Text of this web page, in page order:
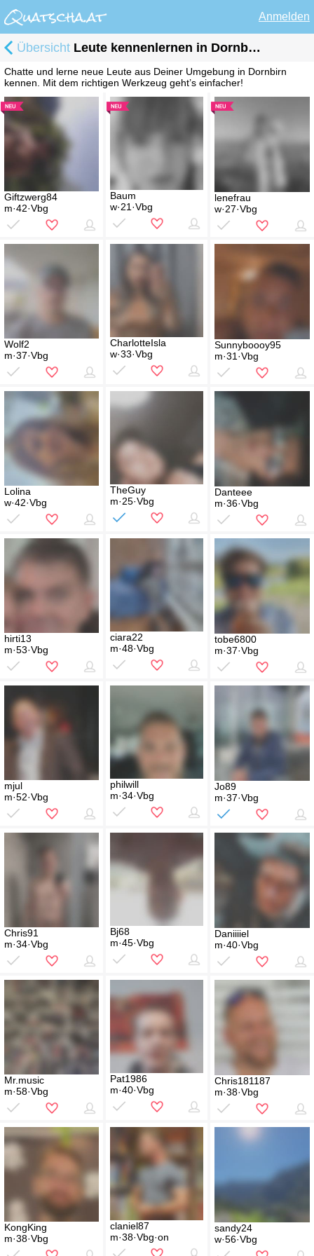
Anmelden
Übersicht Leute kennenlernen in Dornbirn
Chatte und lerne neue Leute aus Deiner Umgebung in Dornbirn
kennen. Mit dem richtigen Werkzeug geht’s einfacher!
Giftzwerg84
m·42·Vbg
Baum
w·21·Vbg
lenefrau
w·27·Vbg
Wolf2
m·37·Vbg
CharlotteIsla
w·33·Vbg
Sunnyboooy95
m·31·Vbg
Lolina
w·42·Vbg
TheGuy
m·25·Vbg
Danteee
m·36·Vbg
hirti13
m·53·Vbg
ciara22
m·48·Vbg
tobe6800
m·37·Vbg
mjul
m·52·Vbg
philwill
m·34·Vbg
Jo89
m·37·Vbg
Chris91
m·34·Vbg
Bj68
m·45·Vbg
Daniiiiel
m·40·Vbg
Mr.music
m·58·Vbg
Pat1986
m·40·Vbg
Chris181187
m·38·Vbg
KongKing
m·38·Vbg
claniel87
m·38·Vbg·on
sandy24
w·56·Vbg